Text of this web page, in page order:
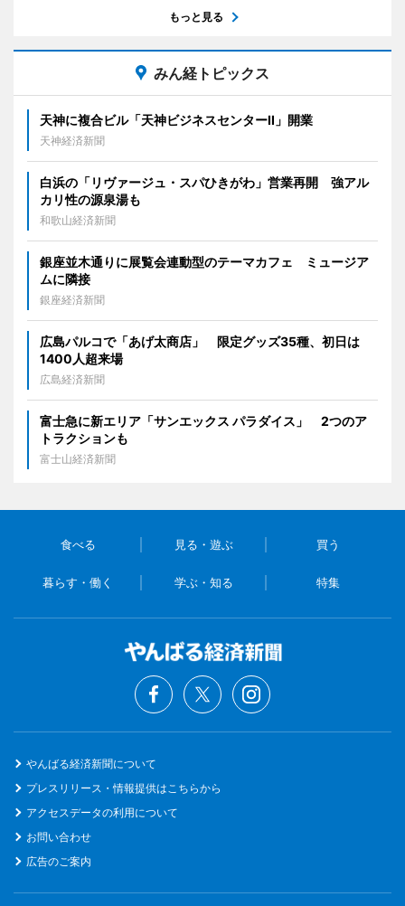
もっと見る
みん経トピックス
天神に複合ビル「天神ビジネスセンターII」開業
天神経済新聞
白浜の「リヴァージュ・スパひきがわ」営業再開 強アル
カリ性の源泉湯も
和歌山経済新聞
銀座並木通りに展覧会連動型のテーマカフェ ミュージア
ムに隣接
銀座経済新聞
広島パルコで「あげ太商店」 限定グッズ35種、初日は
1400人超来場
広島経済新聞
富士急に新エリア「サンエックス パラダイス」 2つのア
トラクションも
富士山経済新聞
食べる 見る・遊ぶ 買う
暮らす・働く 学ぶ・知る 特集
やんばる経済新聞について
プレスリリース・情報提供はこちらから
アクセスデータの利用について
お問い合わせ
広告のご案内